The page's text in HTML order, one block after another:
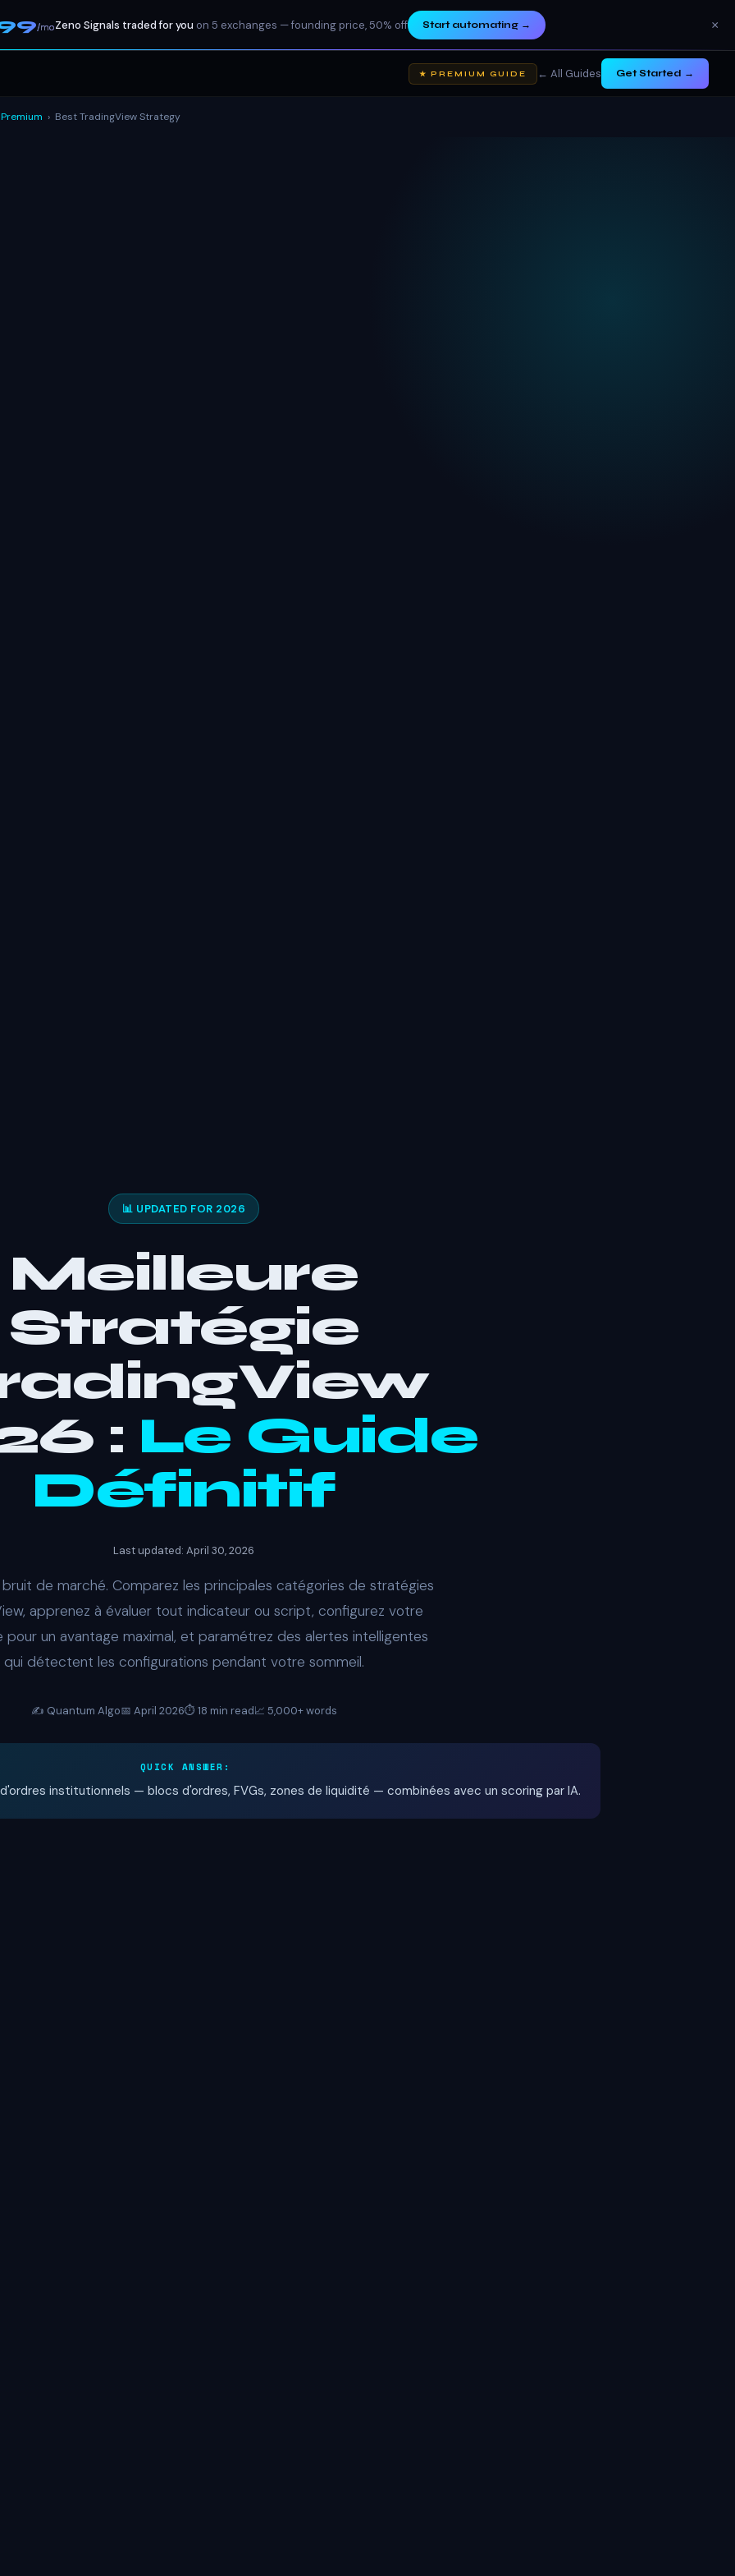
/moZeno Signals traded for you on 5 exchanges — founding price, 50% off Start automating→ ×
★ PREMIUM GUIDE ← All Guides Get Started →
› Best TradingView Strategy
📊 UPDATED FOR 2026
Meilleure
Stratégie
: Le Guide
Définitif
Last updated: April 30, 2026
bruit de marché. Comparez les principales catégories de stratégies
apprenez à évaluer tout indicateur ou script, configurez votre
pour un avantage maximal, et paramétrez des alertes intelligentes
qui détectent les configurations pendant votre sommeil.
✍️ Quantum Algo📅 April 2026⏱️ 18 min read📈 5,000+ words
QUICK ANSWER:
institutionnels — blocs d'ordres, FVGs, zones de liquidité — combinées avec un scoring par IA.